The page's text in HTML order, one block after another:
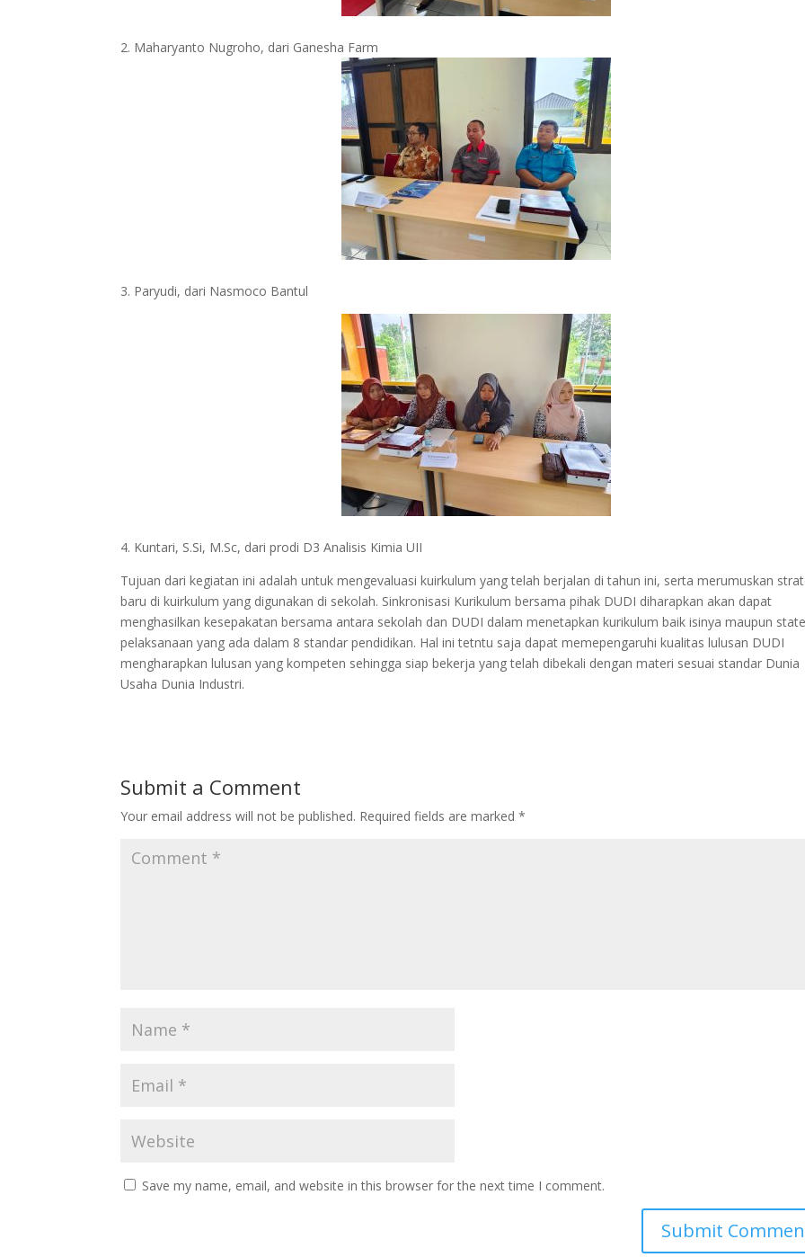
2. Maharyanto Nugroho, dari Ganesha Farm
3. Paryudi, dari Nasmoco Bantul
4. Kuntari, S.Si, M.Sc, dari prodi D3 Analisis Kimia UII
Tujuan dari kegiatan ini adalah untuk mengevaluasi kuirkulum yang telah berjalan di tahun ini, serta merumuskan
baru di kuirkulum yang digunakan di sekolah. Sinkronisasi Kurikulum bersama pihak DUDI diharapkan akan dapat
menghasilkan kesepakatan bersama antara sekolah dan DUDI dalam menetapkan kurikulum baik isinya maupun
pelaksanaan yang ada dalam 8 standar pendidikan. Hal ini tetntu saja dapat memepengaruhi kualitas lulusan DUDI
mengharapkan lulusan yang kompeten sehingga siap bekerja yang telah dibekali dengan materi sesuai standar Dunia
Usaha Dunia Industri.
Submit a Comment
Your email address will not be published. Required fields are marked*
Save my name, email, and website in this browser for the next time I comment.